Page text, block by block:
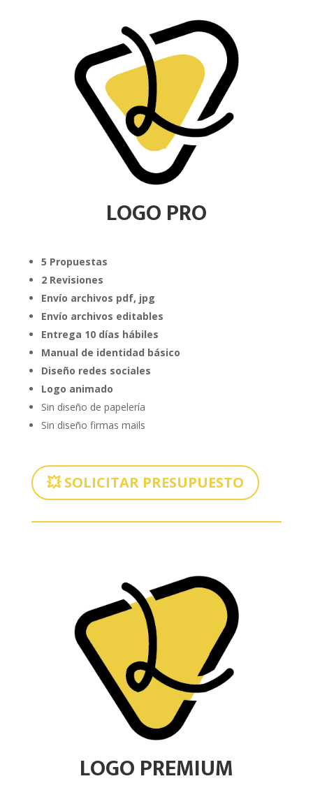
LOGO PRO
5 Propuestas
2 Revisiones
Envío archivos pdf, jpg
Envío archivos editables
Entrega 10 días hábiles
Manual de identidad básico
Diseño redes sociales
Logo animado
Sin diseño de papelería
Sin diseño firmas mails
💥 SOLICITAR PRESUPUESTO
LOGO PREMIUM